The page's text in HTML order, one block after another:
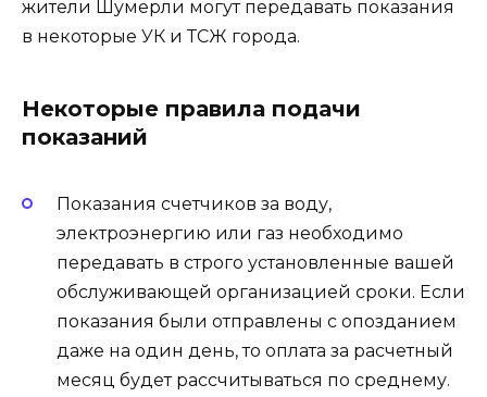
жители Шумерли могут передавать показания
в некоторые УК и ТСЖ города.
Некоторые правила подачи
показаний
Показания счетчиков за воду,
электроэнергию или газ необходимо
передавать в строго установленные вашей
обслуживающей организацией сроки. Если
показания были отправлены с опозданием
даже на один день, то оплата за расчетный
месяц будет рассчитываться по среднему.